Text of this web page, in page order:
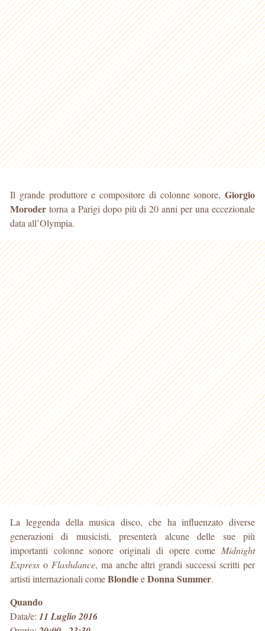
Il grande produttore e compositore di colonne sonore, Giorgio
Moroder torna a Parigi dopo più di 20 anni per una eccezionale
data all’Olympia.
La leggenda della musica disco, che ha influenzato diverse
generazioni di musicisti, presenterà alcune delle sue più
importanti colonne sonore originali di opere come Midnight
Express o Flashdance, ma anche altri grandi successi scritti per
artisti internazionali comeBlondieeDonna Summer.
Quando
Data/e: 11 Luglio 2016